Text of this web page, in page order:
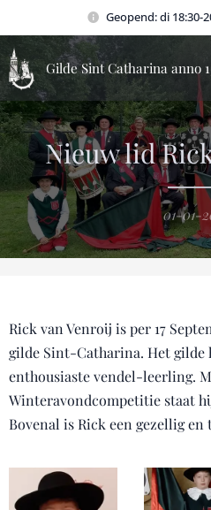
Geopend: di 18:30-
Gilde Sint Catharina anno
Nieuw lid
01-01-
Rick van Venroij is per 17
gilde Sint-Catharina. Het gilde
enthousiaste vendel-leerling.
Winteravondcompetitie staat
Bovenal is Rick een gezellig